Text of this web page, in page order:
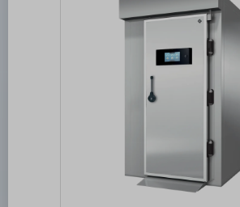
AISI 304 Příkon elektrický
Napájení: 400 V / 3N - 50
programů: 4 Otevírání